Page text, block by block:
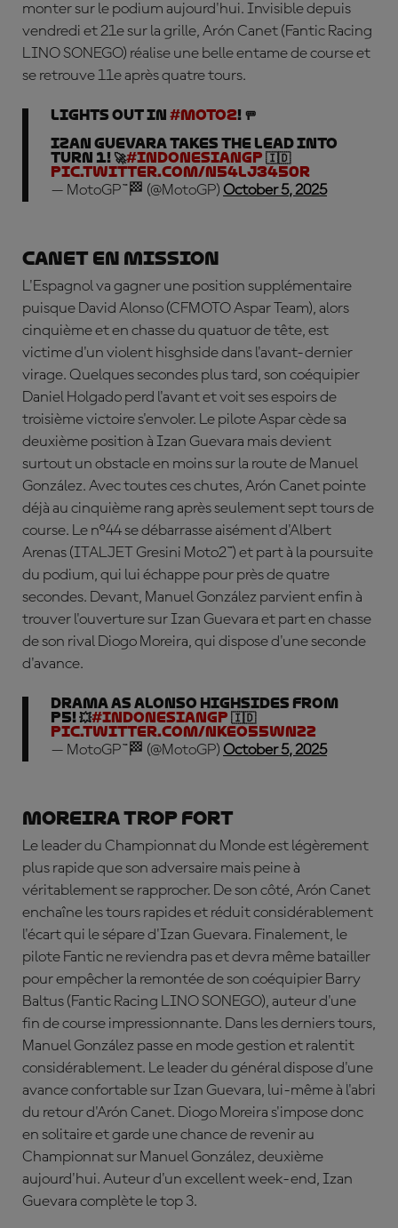
monter sur le podium aujourd'hui. Invisible depuis
vendredi et 21e sur la grille, Arón Canet (Fantic Racing
LINO SONEGO) réalise une belle entame de course et
se retrouve 11e après quatre tours.
LIGHTS OUT IN #Moto2! 🚥
Izan Guevara takes the lead into
Turn 1! 🚀#IndonesianGP 🇮🇩
pic.twitter.com/N54Lj3450R
— MotoGP™🏁 (@MotoGP) October 5, 2025
Canet en mission
L'Espagnol va gagner une position supplémentaire
puisque David Alonso (CFMOTO Aspar Team), alors
cinquième et en chasse du quatuor de tête, est
victime d'un violent hisghside dans l'avant-dernier
virage. Quelques secondes plus tard, son coéquipier
Daniel Holgado perd l'avant et voit ses espoirs de
troisième victoire s'envoler. Le pilote Aspar cède sa
deuxième position à Izan Guevara mais devient
surtout un obstacle en moins sur la route de Manuel
González. Avec toutes ces chutes, Arón Canet pointe
déjà au cinquième rang après seulement sept tours de
course. Le n°44 se débarrasse aisément d'Albert
Arenas (ITALJET Gresini Moto2™) et part à la poursuite
du podium, qui lui échappe pour près de quatre
secondes. Devant, Manuel González parvient enfin à
trouver l'ouverture sur Izan Guevara et part en chasse
de son rival Diogo Moreira, qui dispose d'une seconde
d'avance.
Drama as Alonso highsides from
P5! 💥#IndonesianGP 🇮🇩
pic.twitter.com/nkeO55wNZz
— MotoGP™🏁 (@MotoGP) October 5, 2025
Moreira trop fort
Le leader du Championnat du Monde est légèrement
plus rapide que son adversaire mais peine à
véritablement se rapprocher. De son côté, Arón Canet
enchaîne les tours rapides et réduit considérablement
l'écart qui le sépare d'Izan Guevara. Finalement, le
pilote Fantic ne reviendra pas et devra même batailler
pour empêcher la remontée de son coéquipier Barry
Baltus (Fantic Racing LINO SONEGO), auteur d'une
fin de course impressionnante. Dans les derniers tours,
Manuel González passe en mode gestion et ralentit
considérablement. Le leader du général dispose d'une
avance confortable sur Izan Guevara, lui-même à l'abri
du retour d'Arón Canet. Diogo Moreira s'impose donc
en solitaire et garde une chance de revenir au
Championnat sur Manuel González, deuxième
aujourd'hui. Auteur d'un excellent week-end, Izan
Guevara complète le top 3.